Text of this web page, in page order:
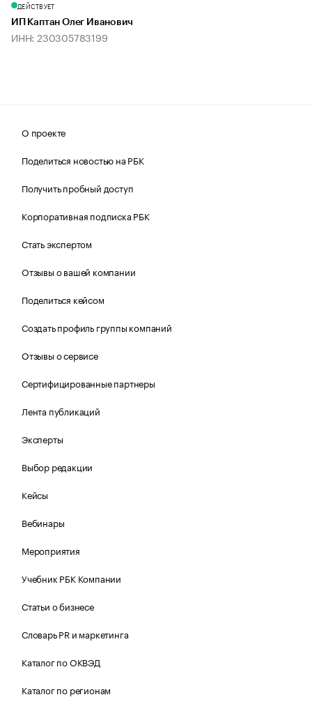
ДЕЙСТВУЕТ
ИП Каптан Олег Иванович
ИНН: 230305783199
О проекте
Поделиться новостью на РБК
Получить пробный доступ
Корпоративная подписка РБК
Стать экспертом
Отзывы о вашей компании
Поделиться кейсом
Создать профиль группы компаний
Отзывы о сервисе
Сертифицированные партнеры
Лента публикаций
Эксперты
Выбор редакции
Кейсы
Вебинары
Мероприятия
Учебник РБК Компании
Статьи о бизнесе
Словарь PR и маркетинга
Каталог по ОКВЭД
Каталог по регионам